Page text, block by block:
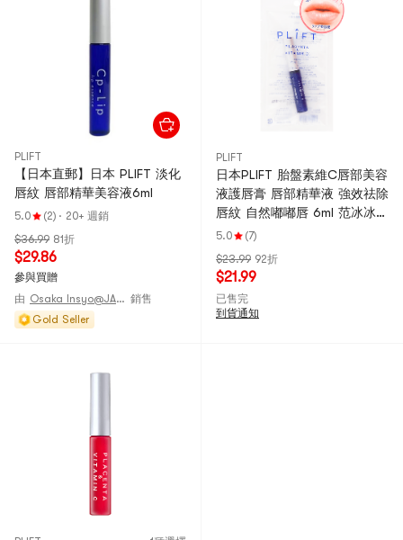
PLIFT
【日本直郵】日本 PLIFT 淡化
唇紋 唇部精華美容液6ml
5.0 (2) · 20+ 週銷
$36.99 81折
$29.86
參與買贈
由
Osaka Insyo@JANPAN 銷售
Gold Seller
PLIFT
日本PLIFT 胎盤素維C唇部美容
液護唇膏 唇部精華液 強效祛除
唇紋 自然嘟嘟唇 6ml 范冰冰/
喬欣等推薦【買手推薦】
5.0
(7)
$23.99 92折
$21.99
已售完
到貨通知